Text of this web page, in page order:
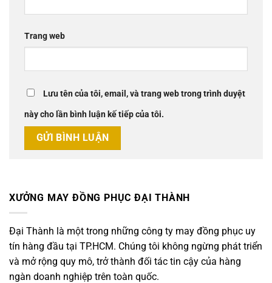
Trang web
Lưu tên của tôi, email, và trang web trong trình duyệt
này cho lần bình luận kế tiếp của tôi.
XƯỞNG MAY ĐỒNG PHỤC ĐẠI THÀNH
Đại Thành là một trong những công ty may đồng phục uy
tín hàng đầu tại TP.HCM. Chúng tôi không ngừng phát triển
và mở rộng quy mô, trở thành đối tác tin cậy của hàng
ngàn doanh nghiệp trên toàn quốc.